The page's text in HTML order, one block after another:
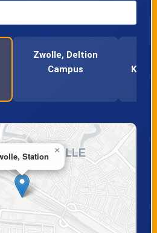
Zwolle, Deltion
Campus
Station
×